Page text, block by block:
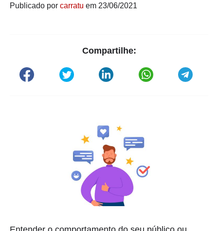
Publicado por carratu em 23/06/2021
Compartilhe: